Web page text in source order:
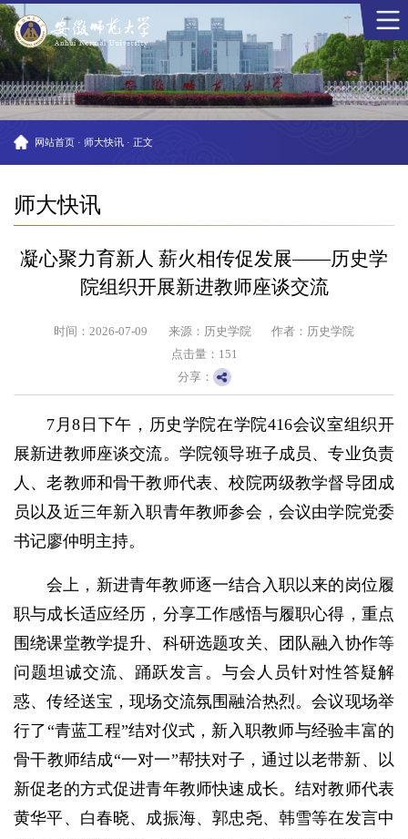
网站首页 · 师大快讯 · 正文
师大快讯
凝心聚力育新人 薪火相传促发展——历史学
院组织开展新进教师座谈交流
时间：2026-07-09 来源：历史学院
作者：历史学院
点击量： 151
分享：
7月8日下午，历史学院在学院416会议室组织开
展新进教师座谈交流。学院领导班子成员、专业负责
人、老教师和骨干教师代表、校院两级教学督导团成
员以及近三年新入职青年教师参会，会议由学院党委
书记廖仲明主持。
会上，新进青年教师逐一结合入职以来的岗位履
职与成长适应经历，分享工作感悟与履职心得，重点
围绕课堂教学提升、科研选题攻关、团队融入协作等
问题坦诚交流、踊跃发言。与会人员针对性答疑解
惑、传经送宝，现场交流氛围融洽热烈。会议现场举
行了“青蓝工程”结对仪式，新入职教师与经验丰富的
骨干教师结成“一对一”帮扶对子，通过以老带新、以
新促老的方式促进青年教师快速成长。结对教师代表
黄华平、白春晓、成振海、郭忠尧、韩雪等在发言中